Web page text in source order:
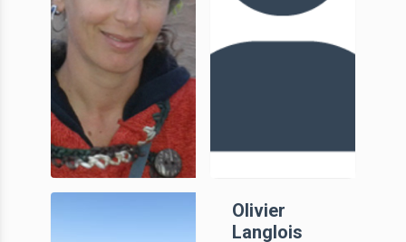
Olivier
Langlois